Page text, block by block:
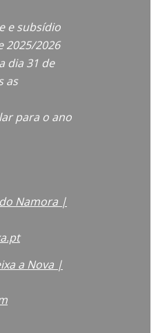
e subsídio
2025/2026
dia 31 de
as
para o ano
Namora |
a Nova |